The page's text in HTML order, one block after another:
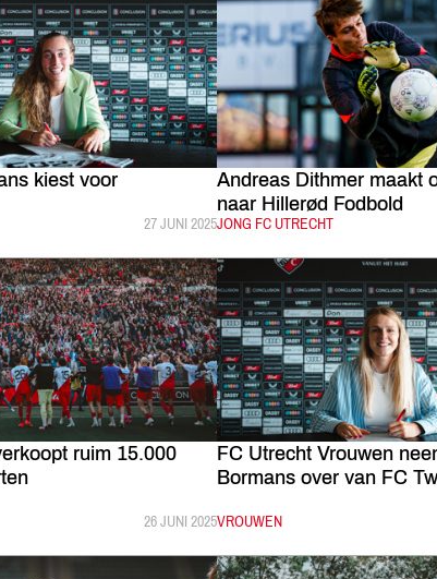
kiest voor
GEPUBLICEERD:
27 JUNI 2025
Andreas Dithmer maakt
naar Hillerød Fodbold
CATEGORIE:
JONG FC UTRECHT
ruim 15.000
GEPUBLICEERD:
26 JUNI 2025
FC Utrecht Vrouwen
Bormans over van FC
CATEGORIE:
VROUWEN